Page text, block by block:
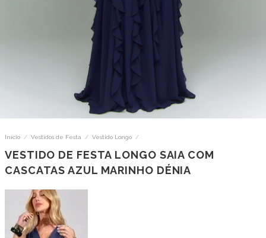
Início / Vestidos de Festa / Vestido Longo /
VESTIDO DE FESTA LONGO SAIA COM
CASCATAS AZUL MARINHO DÉNIA